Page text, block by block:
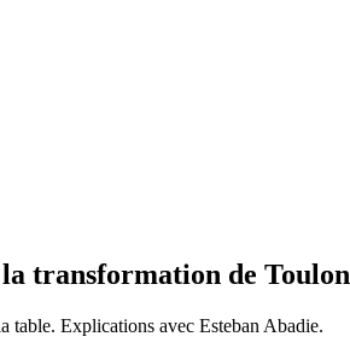
transformation de Toulon
table. Explications avec Esteban Abadie.